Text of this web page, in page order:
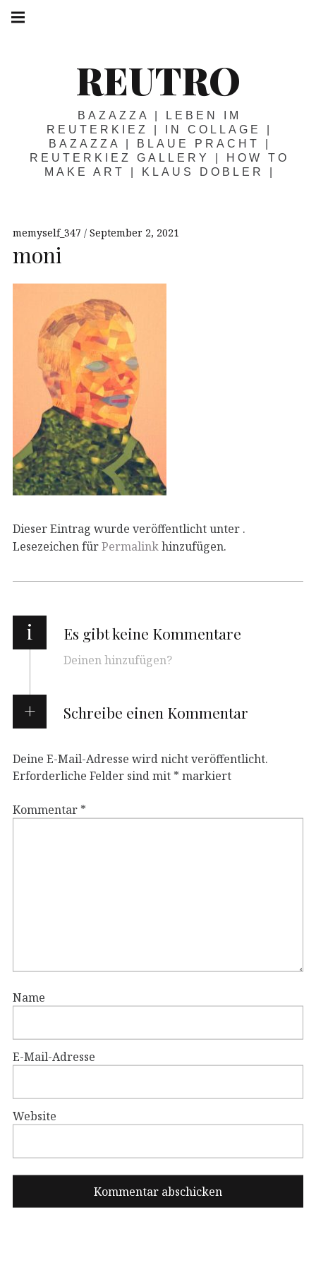
Springe
zum
REUTRO
BAZAZZA | LEBEN IM
REUTERKIEZ | IN COLLAGE |
BAZAZZA | BLAUE PRACHT |
REUTERKIEZ GALLERY | HOW TO
MAKE ART | KLAUS DOBLER |
memyself_347 September 2, 2021
moni
Dieser Eintrag wurde veröffentlicht unter .
Lesezeichen fürPermalinkhinzufügen.
i Es gibt keine Kommentare
Deinen hinzufügen?
Schreibe einen Kommentar
Deine E-Mail-Adresse wird nicht veröffentlicht.
Erforderliche Felder sind mit * markiert
Kommentar *
Name
E-Mail-Adresse
Website